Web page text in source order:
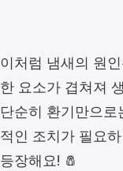
이처럼 냄새의 원
한 요소가 겹쳐져
단순히 환기만으
적인 조치가 필요
등장해요! 🧂